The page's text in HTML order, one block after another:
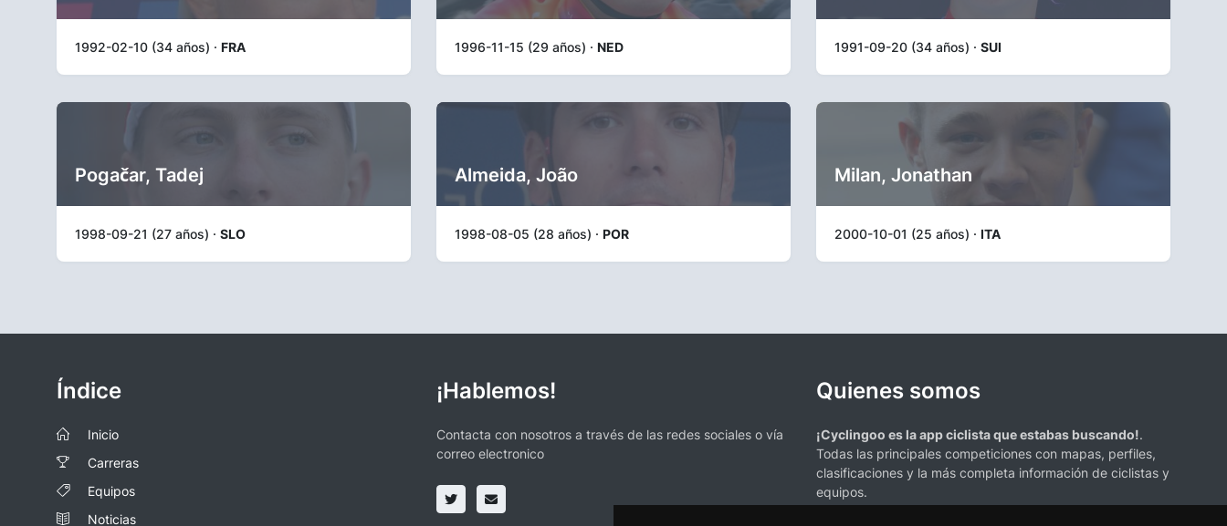
1992-02-10 (34 años) · FRA 1996-11-15 (29 años) · NED 1991-09-20 (34 años) · SUI
Pogačar, Tadej
1998-09-21 (27 años) · SLO
Almeida, João
1998-08-05 (28 años) · POR
Milan, Jonathan
2000-10-01 (25 años) · ITA
Índice
Inicio
Carreras
Equipos
Noticias
¡Hablemos!
Contacta con nosotros a través de las redes sociales o vía
correo electronico
Quienes somos
¡Cyclingoo es la app ciclista que estabas buscando!.
Todas las principales competiciones con mapas, perfiles,
clasificaciones y la más completa información de ciclistas y
equipos.